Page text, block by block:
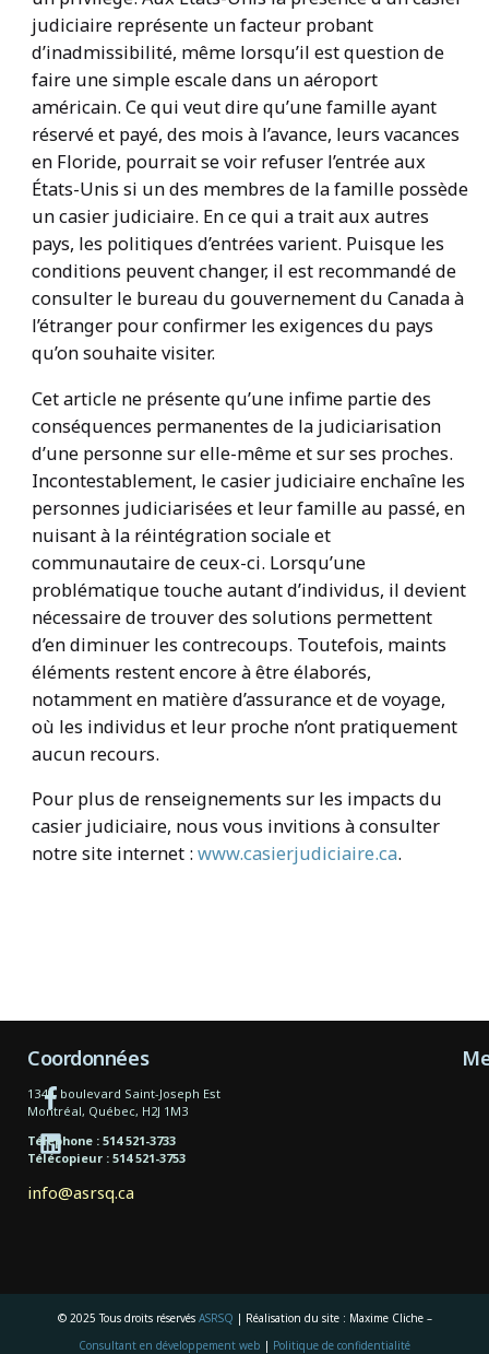
judiciaire représente un facteur probant
d’inadmissibilité, même lorsqu’il est question de
faire une simple escale dans un aéroport
américain. Ce qui veut dire qu’une famille ayant
réservé et payé, des mois à l’avance, leurs vacances
en Floride, pourrait se voir refuser l’entrée aux
États-Unis si un des membres de la famille possède
un casier judiciaire. En ce qui a trait aux autres
pays, les politiques d’entrées varient. Puisque les
conditions peuvent changer, il est recommandé de
consulter le bureau du gouvernement du Canada à
l’étranger pour confirmer les exigences du pays
qu’on souhaite visiter.
Cet article ne présente qu’une infime partie des
conséquences permanentes de la judiciarisation
d’une personne sur elle-même et sur ses proches.
Incontestablement, le casier judiciaire enchaîne les
personnes judiciarisées et leur famille au passé, en
nuisant à la réintégration sociale et
communautaire de ceux-ci. Lorsqu’une
problématique touche autant d’individus, il devient
nécessaire de trouver des solutions permettent
d’en diminuer les contrecoups. Toutefois, maints
éléments restent encore à être élaborés,
notamment en matière d’assurance et de voyage,
où les individus et leur proche n’ont pratiquement
aucun recours.
Pour plus de renseignements sur les impacts du
casier judiciaire, nous vous invitions à consulter
notre site internet : www.casierjudiciaire.ca.
Coordonnées
1340, boulevard Saint-Joseph Est
Montréal, Québec, H2J 1M3
Téléphone : 514 521-3733
Télécopieur : 514 521-3753
info@asrsq.ca
© 2025 Tous droits réservés ASRSQ | Réalisation du site : Maxime Cliche –
Consultant en développement web | Politique de confidentialité